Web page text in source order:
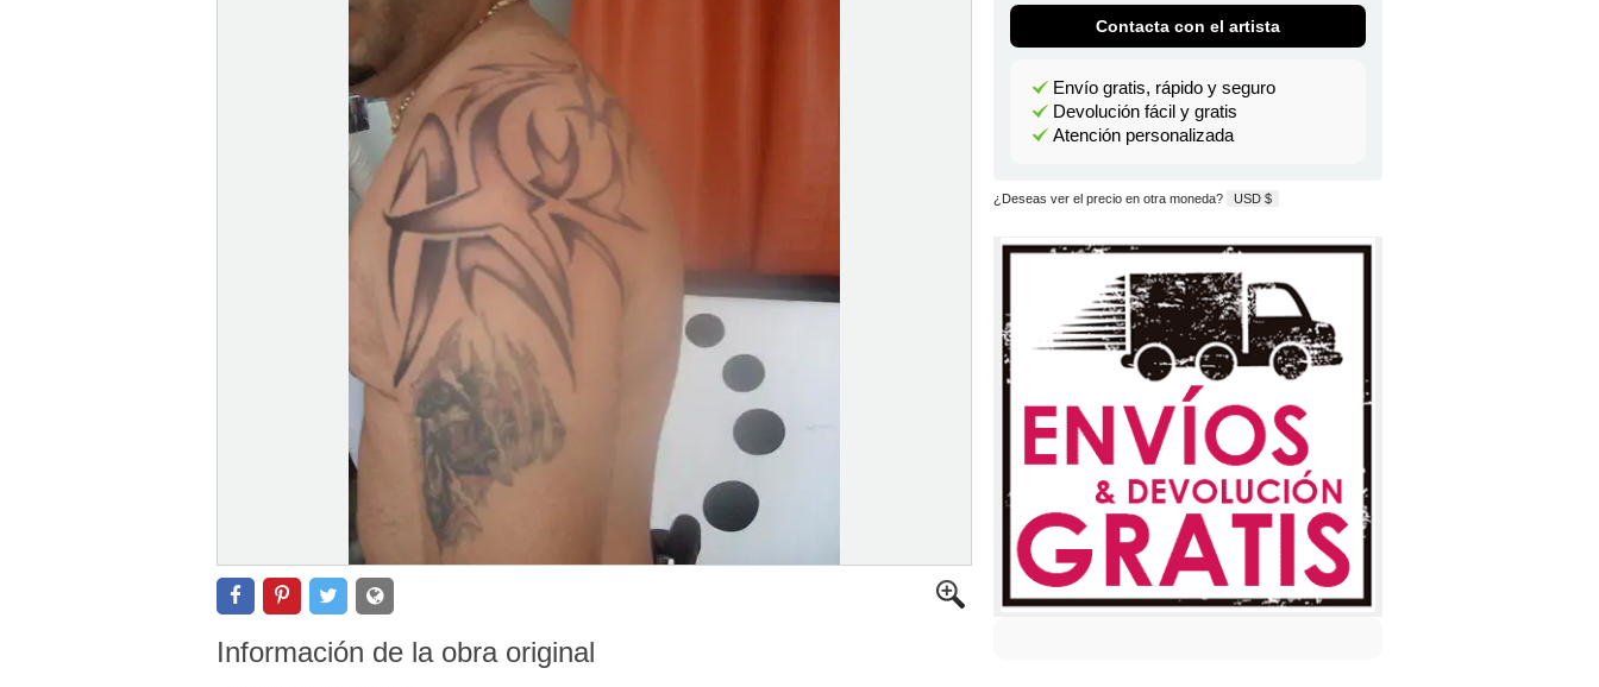
Información de la obra original
Contacta con el artista
Envío gratis, rápido y seguro
Devolución fácil y gratis
Atención personalizada
¿Deseas ver el precio en otra moneda? USD $